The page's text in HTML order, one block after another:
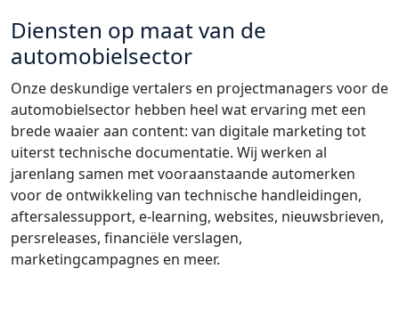
Diensten op maat van de
automobielsector
Onze deskundige vertalers en projectmanagers voor de
automobielsector hebben heel wat ervaring met een
brede waaier aan content: van digitale marketing tot
uiterst technische documentatie. Wij werken al
jarenlang samen met vooraanstaande automerken
voor de ontwikkeling van technische handleidingen,
aftersalessupport, e-learning, websites, nieuwsbrieven,
persreleases, financiële verslagen,
marketingcampagnes en meer.